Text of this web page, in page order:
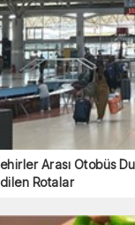
Arası Otobüs
Rotalar